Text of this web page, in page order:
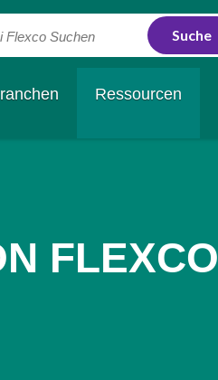
Flexco Suchen
Ressourcen
FLEXCO